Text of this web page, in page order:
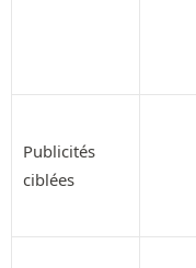
Publicités
ciblées